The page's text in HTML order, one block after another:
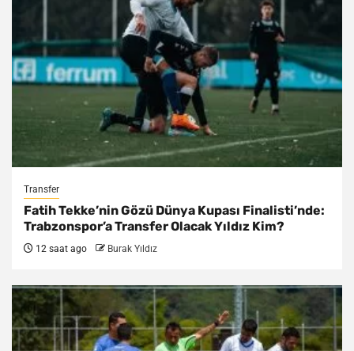
Transfer
Fatih Tekke’nin Gözü Dünya Kupası Finalisti’nde:
Trabzonspor’a Transfer Olacak Yıldız Kim?
12 saat ago Burak Yıldız